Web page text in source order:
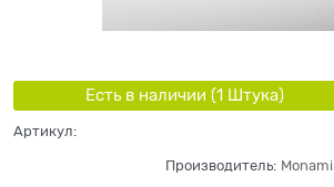
Есть в наличии (1 Штука)
Артикул:
Производитель: Monami